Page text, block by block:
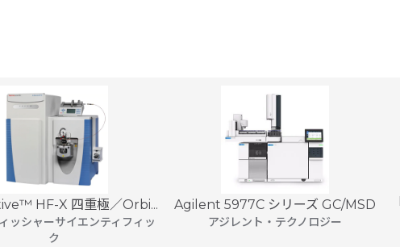
HF-X 四重極／Orbi...
ッシャーサイエンティフィッ
ク
Agilent 5977C シリーズ GC/MSD
アジレント・テクノロジー